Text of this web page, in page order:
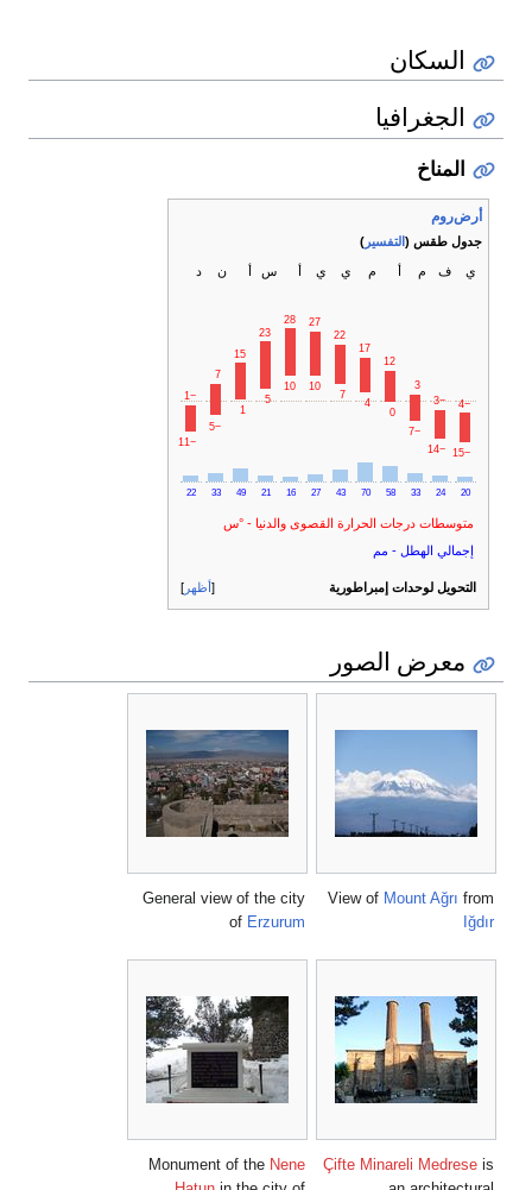
السكان
الجغرافيا
المناخ
أرض‌روم
جدول طقس (التفسير)
ي ف م أ م ي ي أ س أ ن د
20
−4
−15
24
−3
−14
33
3
−7
58
12
0
70
17
4
43
22
7
27
27
10
16
28
10
21
23
5
49
15
1
33
7
−5
22
−1
−11
متوسطات درجات الحرارة القصوى والدنيا - °س
إجمالي الهطل - مم
أظهر التحويل لوحدات إمبراطورية
معرض الصور
View of Mount Ağrı from
Iğdır
General view of the city
of Erzurum
Çifte Minareli Medrese is
Monument of the Nene